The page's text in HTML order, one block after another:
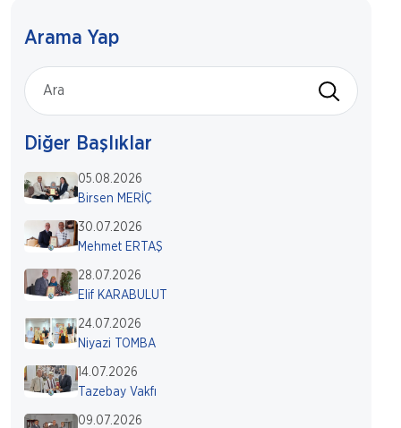
Arama Yap
Diğer Başlıklar
05.08.2026
Birsen MERİÇ
30.07.2026
Mehmet ERTAŞ
28.07.2026
Elif KARABULUT
24.07.2026
Niyazi TOMBA
14.07.2026
Tazebay Vakfı
09.07.2026